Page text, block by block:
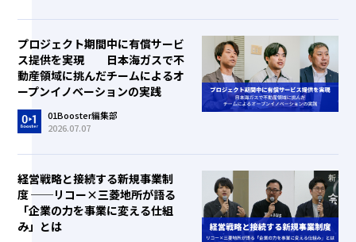
プロジェクト期間中に有償サービ
ス提供を実現 日本海ガスで不
動産領域に挑んだチームによるオ
ープンイノベーションの実践
01Booster編集部
2026.07.07
経営戦略と接続する新規事業制
度 ──リコー×三菱地所が語る
「企業の力を事業に変える仕組
み」とは